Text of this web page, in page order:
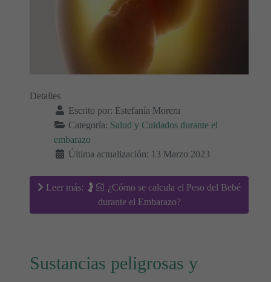
Detalles
Escrito por: Estefanía Morera
Categoría: Salud y Cuidados durante el
embarazo
Última actualización: 13 Marzo 2023
Leer más: 🤰🏻 ¿Cómo se calcula el Peso del Bebé
durante el Embarazo?
Sustancias peligrosas y